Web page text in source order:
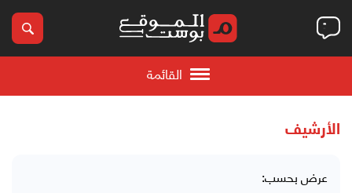
القائمة
الأرشيف
عرض بحسب: